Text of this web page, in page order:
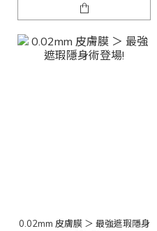
0.02mm 皮膚膜 ＞ 最強遮瑕隱身